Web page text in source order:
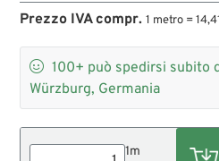
Prezzo IVA compr.1 metro =
 100+ può spedirsi subito
Würzburg, Germania
1m